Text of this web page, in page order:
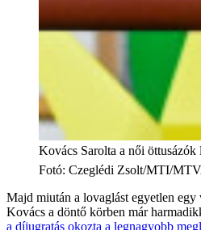
Kovács Sarolta a női öttusázók
Fotó: Czeglédi Zsolt/MTI/
Majd miután a lovaglást egyetlen egy
Kovács a döntő körben már
a díjugratás okozta a legnagyobb